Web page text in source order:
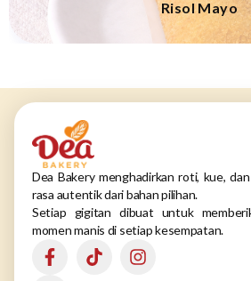
Risol Mayo
Dea Bakery menghadirkan roti, kue,
rasa autentik dari bahan pilihan.
Setiap gigitan dibuat untuk
momen manis di setiap kesempatan.